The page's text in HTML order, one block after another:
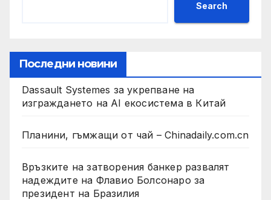
Search
Последни новини
Dassault Systemes за укрепване на
изграждането на AI екосистема в Китай
Планини, гъмжащи от чай – Chinadaily.com.cn
Връзките на затворения банкер развалят
надеждите на Флавио Болсонаро за
президент на Бразилия